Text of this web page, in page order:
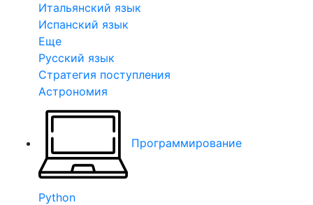
Итальянский язык
Испанский язык
Еще
Русский язык
Стратегия поступления
Астрономия
Программирование
Python